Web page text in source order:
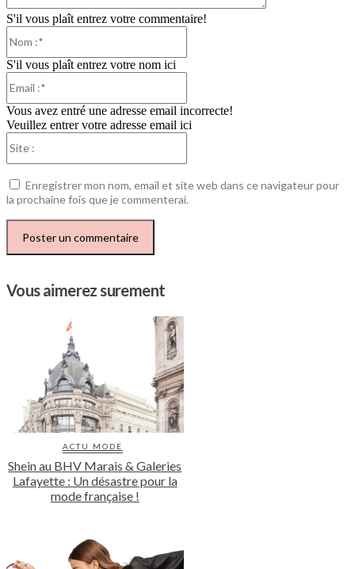
S'il vous plaît entrez votre commentaire!
S'il vous plaît entrez votre nom ici
Vous avez entré une adresse email incorrecte!
Veuillez entrer votre adresse email ici
Enregistrer mon nom, email et site web dans ce navigateur pour
la prochaine fois que je commenterai.
Vous aimerez surement
ACTU MODE
Shein au BHV Marais & Galeries
Lafayette : Un désastre pour la
mode française !